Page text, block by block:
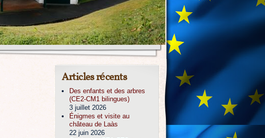
Articles récents
Des enfants et des arbres
(CE2-CM1 bilingues)
3 juillet 2026
Énigmes et visite au
château de Laàs
22 juin 2026